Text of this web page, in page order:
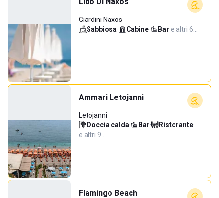
Giardini Naxos
Sabbiosa· Cabine· Bar·e altri 6…
Ammari Letojanni
Letojanni
Doccia calda· Bar· Ristorante·
e altri 9…
Flamingo Beach